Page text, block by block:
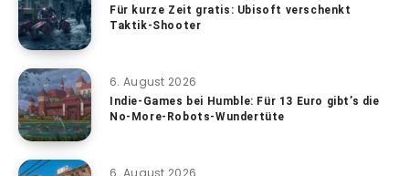
Für kurze Zeit gratis: Ubisoft verschenkt
Taktik-Shooter
6. August 2026
Indie-Games bei Humble: Für 13 Euro gibt’s die
No-More-Robots-Wundertüte